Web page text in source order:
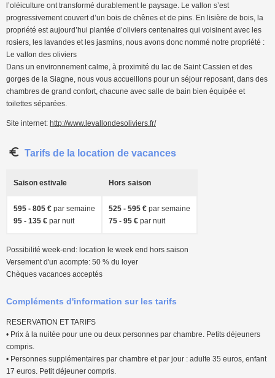
l’oléiculture ont transformé durablement le paysage. Le vallon s’est
progressivement couvert d’un bois de chênes et de pins. En lisière de bois, la
propriété est aujourd’hui plantée d’oliviers centenaires qui voisinent avec les
rosiers, les lavandes et les jasmins, nous avons donc nommé notre propriété :
Le vallon des oliviers
Dans un environnement calme, à proximité du lac de Saint Cassien et des
gorges de la Siagne, nous vous accueillons pour un séjour reposant, dans des
chambres de grand confort, chacune avec salle de bain bien équipée et
toilettes séparées.
Site internet: http://www.levallondesoliviers.fr/
Tarifs de la location de vacances
Saison estivale Hors saison
595 - 805 € par semaine
95 - 135 € par nuit
525 - 595 € par semaine
75 - 95 € par nuit
Possibilité week-end: location le week end hors saison
Versement d'un acompte: 50 % du loyer
Chèques vacances acceptés
Compléments d'information sur les tarifs
RESERVATION ET TARIFS
• Prix à la nuitée pour une ou deux personnes par chambre. Petits déjeuners
compris.
• Personnes supplémentaires par chambre et par jour : adulte 35 euros, enfant
17 euros. Petit déjeuner compris.